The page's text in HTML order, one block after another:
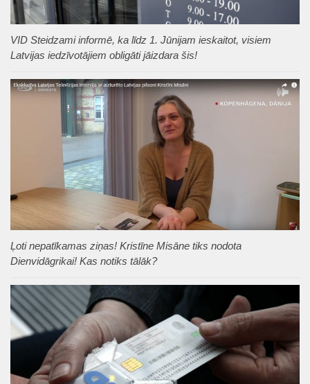
VID Steidzami informē, ka līdz 1. Jūnijam ieskaitot, visiem
Latvijas iedzīvotājiem obligāti jāizdara šis!
Ļoti nepatīkamas ziņas! Kristīne Misāne tiks nodota
Dienvidāgrikai! Kas notiks tālāk?